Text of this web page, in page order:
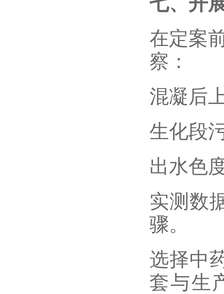
在定案
察：
混凝后
生化段
出水色
实测数
骤。
选择中
套与生